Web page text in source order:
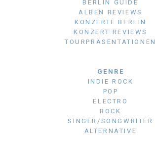
BERLIN GUIDE
ALBEN REVIEWS
KONZERTE BERLIN
KONZERT REVIEWS
TOURPRÄSENTATIONEN
GENRE
INDIE ROCK
POP
ELECTRO
ROCK
SINGER/SONGWRITER
ALTERNATIVE